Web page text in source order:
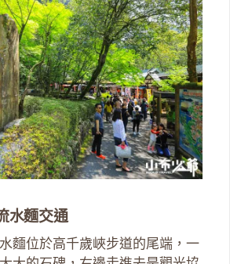
水麵交通
麵位於高千歲峽步道的尾端，一